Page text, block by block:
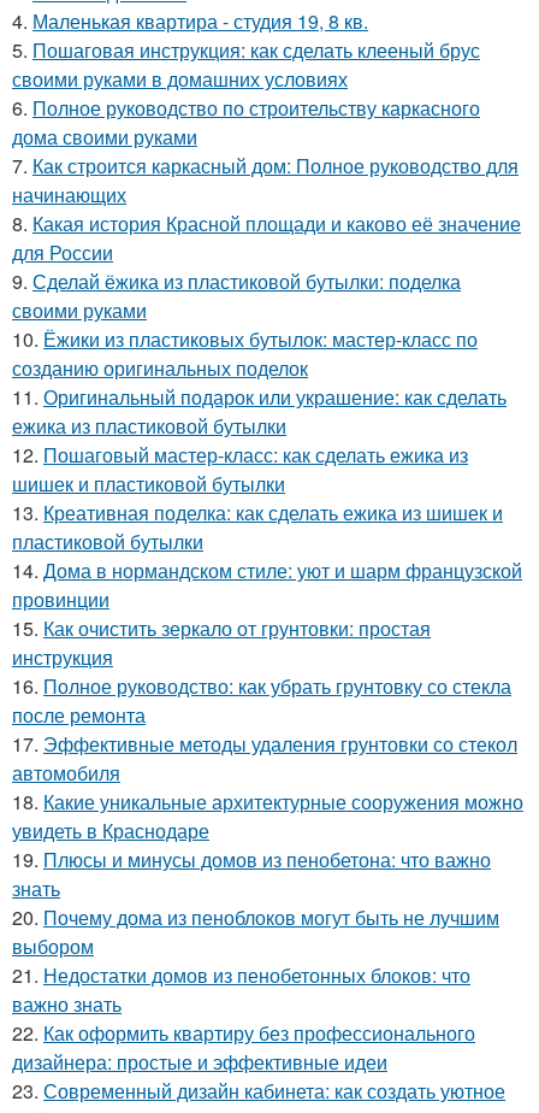
4. Маленькая квартира - студия 19, 8 кв.
5. Пошаговая инструкция: как сделать клееный брус
своими руками в домашних условиях
6. Полное руководство по строительству каркасного
дома своими руками
7. Как строится каркасный дом: Полное руководство для
начинающих
8. Какая история Красной площади и каково её значение
для России
9. Сделай ёжика из пластиковой бутылки: поделка
своими руками
10. Ёжики из пластиковых бутылок: мастер-класс по
созданию оригинальных поделок
11. Оригинальный подарок или украшение: как сделать
ежика из пластиковой бутылки
12. Пошаговый мастер-класс: как сделать ежика из
шишек и пластиковой бутылки
13. Креативная поделка: как сделать ежика из шишек и
пластиковой бутылки
14. Дома в нормандском стиле: уют и шарм французской
провинции
15. Как очистить зеркало от грунтовки: простая
инструкция
16. Полное руководство: как убрать грунтовку со стекла
после ремонта
17. Эффективные методы удаления грунтовки со стекол
автомобиля
18. Какие уникальные архитектурные сооружения можно
увидеть в Краснодаре
19. Плюсы и минусы домов из пенобетона: что важно
знать
20. Почему дома из пеноблоков могут быть не лучшим
выбором
21. Недостатки домов из пенобетонных блоков: что
важно знать
22. Как оформить квартиру без профессионального
дизайнера: простые и эффективные идеи
23. Современный дизайн кабинета: как создать уютное